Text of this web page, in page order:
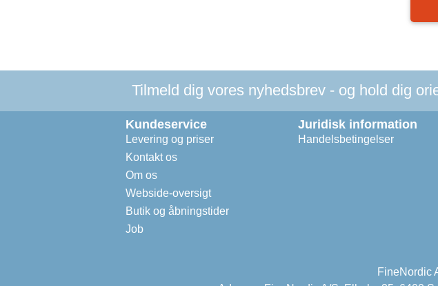
Tilmeld dig vores nyhedsbrev - og hold dig
Kundeservice
Levering og priser
Kontakt os
Om os
Webside-oversigt
Butik og åbningstider
Job
Juridisk information
Handelsbetingelser
FineNordic